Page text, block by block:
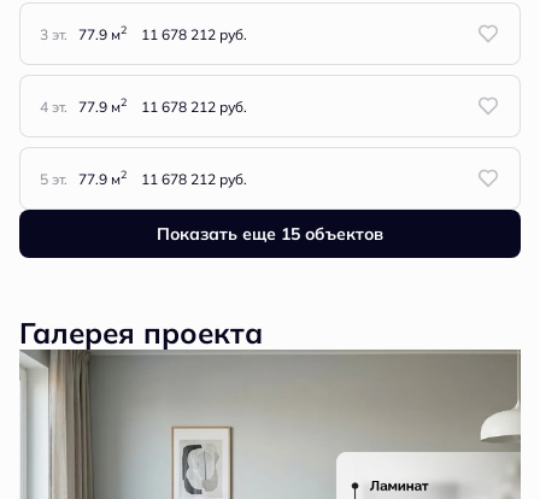
3 эт. 77.9 м2 11 678 212 руб.
4 эт. 77.9 м2 11 678 212 руб.
5 эт. 77.9 м2 11 678 212 руб.
Показать еще 15 объектов
Галерея проекта